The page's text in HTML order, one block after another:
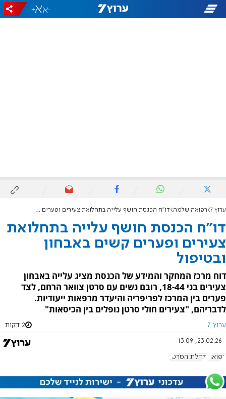
-
+
ערוץ 7 רפואה שלמה דו"ח הכנסת חושף עלייה בתחלואת צעירים ופערים קשים באבחון ובטיפול
דו"ח הכנסת חושף עלייה בתחלואת
צעירים ופערים קשים באבחון
ובטיפול
דוח מרכז המחקר והמידע של הכנסת מציג עלייה באבחון
צעירים בני 18-44, רובם נשים עם סרטן צוואר הרחם, לצד
פערים בין המרכז לפריפריה והיעדר מרפאות ייעודיות.
לדבריהם, "צעירים חולי סרטן נופלים בין הכיסאות"
ערוץ 7 2 דקות
23.02.26, 13:09
רפואה מחלת הסרטן